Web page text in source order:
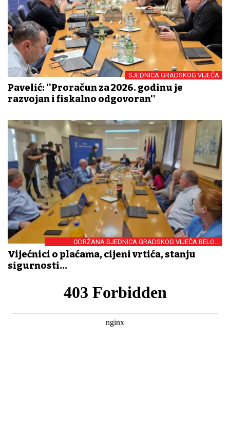
SJEDNICA GRADSKOG VIJEĆA
Pavelić: ''Proračun za 2026. godinu je
razvojan i fiskalno odgovoran''
ODRŽANA SJEDNICA GRADSKOG VIJEĆA BELOG
MANASTIRA
Vijećnici o plaćama, cijeni vrtića, stanju
sigurnosti...